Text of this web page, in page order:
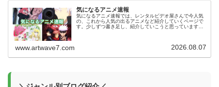
気になるアニメ速報
気になるアニメ速報では、レンタルビデオ屋さんで今人気
の、これから人気の出るアニメなど紹介していくページで
す。少しずつ書き足し、紹介していこうと思っています。
www.artwave7.com 2026.08.07